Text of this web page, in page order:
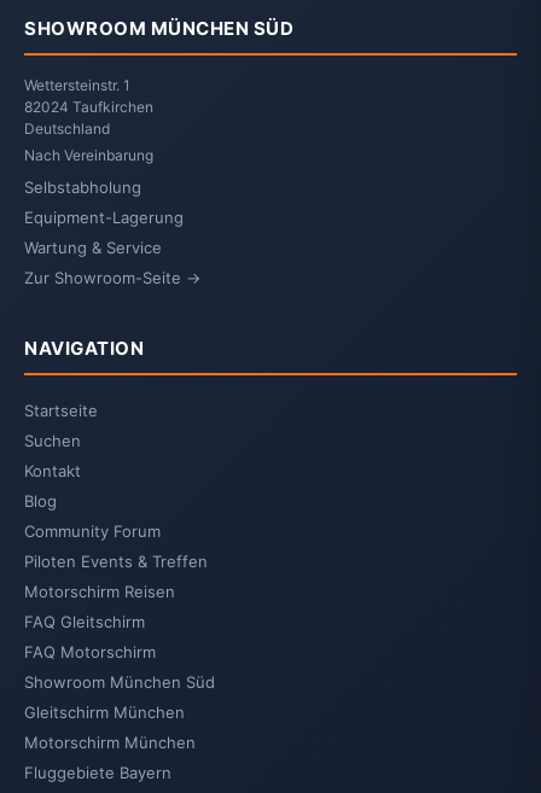
SHOWROOM MÜNCHEN SÜD
Wettersteinstr. 1
82024 Taufkirchen
Deutschland
Nach Vereinbarung
Selbstabholung
Equipment-Lagerung
Wartung & Service
Zur Showroom-Seite →
NAVIGATION
Startseite
Suchen
Kontakt
Blog
Community Forum
Piloten Events & Treffen
Motorschirm Reisen
FAQ Gleitschirm
FAQ Motorschirm
Showroom München Süd
Gleitschirm München
Motorschirm München
Fluggebiete Bayern